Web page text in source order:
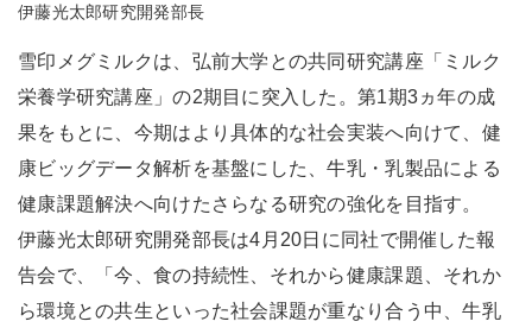
伊藤光太郎研究開発部長
雪印メグミルクは、弘前大学との共同研究講座「ミルク
栄養学研究講座」の2期目に突入した。第1期3ヵ年の成
果をもとに、今期はより具体的な社会実装へ向けて、健
康ビッグデータ解析を基盤にした、牛乳・乳製品による
健康課題解決へ向けたさらなる研究の強化を目指す。
伊藤光太郎研究開発部長は4月20日に同社で開催した報
告会で、「今、食の持続性、それから健康課題、それか
ら環境との共生といった社会課題が重なり合う中、牛乳